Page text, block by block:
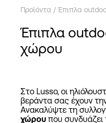
Προϊόντα / Έπιπλα
Έπιπλα
χώρου
Στο Lusso, οι
βεράντα σας έχουν
Ανακαλύψτε τη
χώρου που συνδυάζει